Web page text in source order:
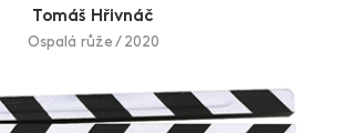
Tomáš Hřivnáč
Ospalá růže / 2020